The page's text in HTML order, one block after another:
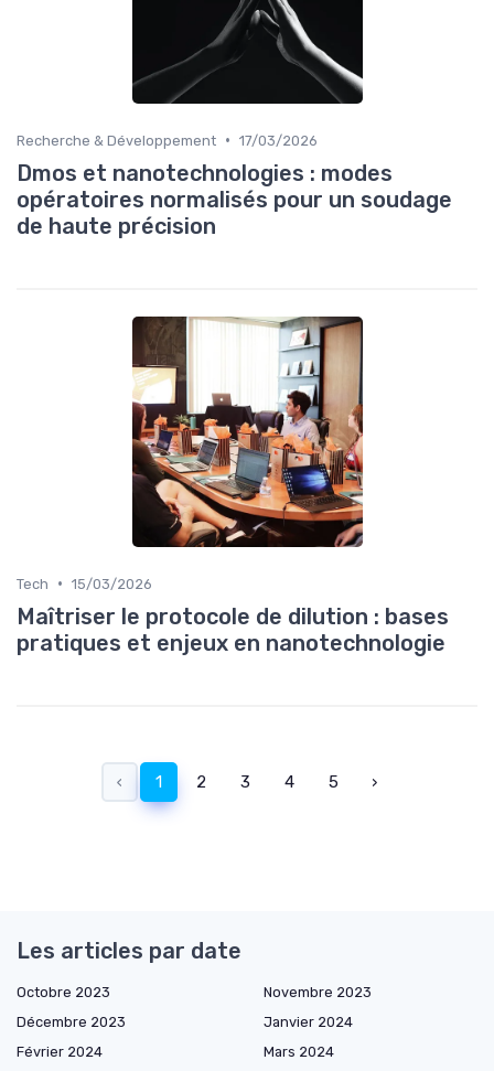
Recherche & Développement • 17/03/2026
Dmos et nanotechnologies : modes
opératoires normalisés pour un soudage
de haute précision
Tech • 15/03/2026
Maîtriser le protocole de dilution : bases
pratiques et enjeux en nanotechnologie
‹ 1 2 3 4 5 ›
Les articles par date
Octobre 2023
Novembre 2023
Décembre 2023
Janvier 2024
Février 2024
Mars 2024